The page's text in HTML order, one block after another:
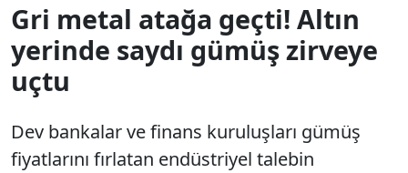
Gri metal atağa geçti! Altın
yerinde saydı gümüş zirveye
uçtu
Dev bankalar ve finans kuruluşları gümüş
fiyatlarını fırlatan endüstriyel talebin